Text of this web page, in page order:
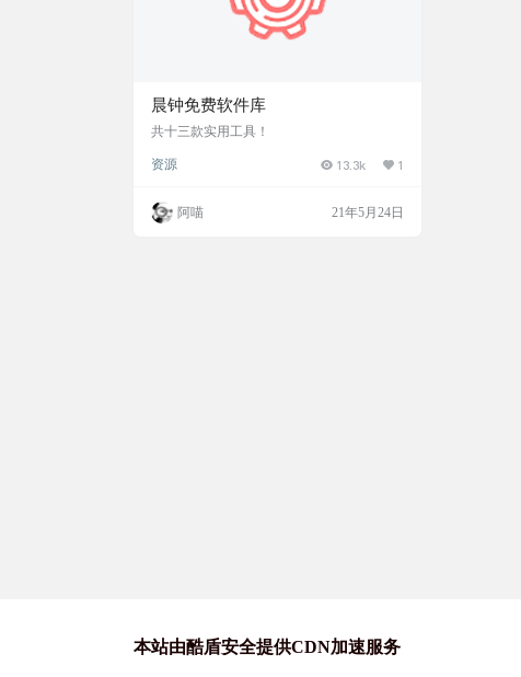
晨钟免费软件库
共十三款实用工具！
资源 13.3k 1
阿喵 21年5月24日
本站由酷盾安全提供CDN加速服务